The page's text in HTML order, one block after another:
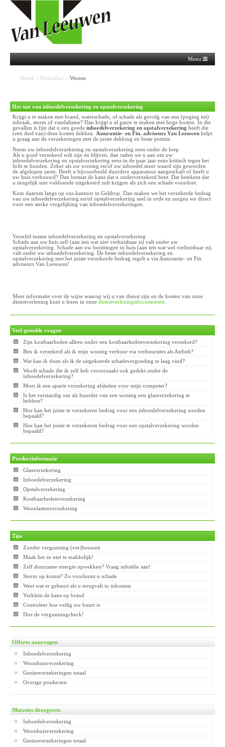
Menu
Home > Particulier > Wonen
Het nut van inboedelverzekering en opstalverzekering
Krijgt u te maken met brand, waterschade, of schade als gevolg van een (poging tot)
inbraak, storm of vandalisme? Dan krijgt u al gauw te maken met hoge kosten. In die
gevallen is fijn dat u een goede inboedelverzekering en opstalverzekering heeft die
(een deel van) deze kosten dekken. Assurantie- en Fin. adviseurs Van Leeuwen helpt
u graag aan de verzekeringen met de juiste dekking en beste premie.
Neem uw inboedelverzekering en opstalverzekering eens onder de loep
Als u goed verzekerd wilt zijn én blijven, dan raden we u aan om uw
inboedelverzekering en opstalverzekering eens in de paar jaar eens kritisch tegen het
licht te houden. Zeker als uw woning en/of uw inboedel meer waard zijn geworden
de afgelopen jaren. Heeft u bijvoorbeeld duurdere apparatuur aangeschaft of heeft u
uw huis verbouwd? Dan bestaat de kans dat u onderverzekerd bent. Dat betekent dat
u mogelijk niet voldoende uitgekeerd zult krijgen als zich een schade voordoet.
Kom daarom langs op ons kantoor in Geldrop. Dan maken we het verzekerde bedrag
van uw inboedelverzekering en/of opstalverzekering snel in orde en zorgen we direct
voor een sterke vergelijking van inboedelverzekeringen.
Verschil tussen inboedelverzekering en opstalverzekering
Schade aan uw huis zelf (aan iets wat niet verhuisbaar is) valt onder uw
opstalverzekering. Schade aan uw bezittingen in huis (aan iets wat wel verhuisbaar is),
valt onder uw inboedelverzekering. De beste inboedelverzekering en
opstalverzekering met het juiste verzekerde bedrag regelt u via Assurantie- en Fin.
adviseurs Van Leeuwen!
Meer informatie over de wijze waarop wij u van dienst zijn en de kosten van onze
dienstverlening kunt u lezen in onze dienstverleningsdocumenten
Veel gestelde vragen
Zijn kostbaarheden alleen onder een kostbaarhedenverzekering verzekerd?
Ben ik verzekerd als ik mijn woning verhuur via verhuursites als Airbnb?
Wat kan ik doen als ik de uitgekeerde schadevergoeding te laag vind?
Wordt schade die ik zelf heb veroorzaakt ook gedekt onder de
inboedelverzekering?
Moet ik een aparte verzekering afsluiten voor mijn computer?
Is het verstandig om als huurder van een woning een glasverzekering te
hebben?
Hoe kan het juiste te verzekeren bedrag voor een inboedelverzekering worden
bepaald?
Hoe kan het juiste te verzekeren bedrag voor een opstalverzekering worden
bepaald?
Productinformatie
Glasverzekering
Inboedelverzekering
Opstalverzekering
Kostbaarhedenverzekering
Woonlastenverzekering
Tips
Zonder vergunning (ver)bouwen
Maak het ze niet te makkelijk!
Zelf duurzame energie opwekken? Vraag subsidie aan!
Storm op komst? Zo voorkomt u schade
Weet wat er gebeurt als u terugvalt in inkomen
Verklein de kans op brand
Controleer hoe veilig uw buurt is
Doe de vergunningcheck!
Offerte aanvragen
Inboedelverzekering
Woonhuisverzekering
Gezinsverzekeringen totaal
Overige producten
Mutaties doorgeven
Inboedelverzekering
Woonhuisverzekering
Gezinsverzekeringen totaal